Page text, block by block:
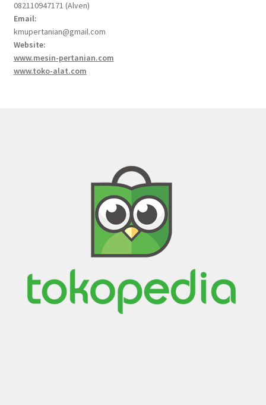
082110947171 (Alven)
Email:
kmupertanian@gmail.com
Website:
www.mesin-pertanian.com
www.toko-alat.com